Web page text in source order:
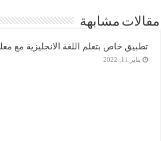
مقالات مشابهة
تطبيق خاص بتعلم اللغة الانجليزية مع
يناير 11, 2022